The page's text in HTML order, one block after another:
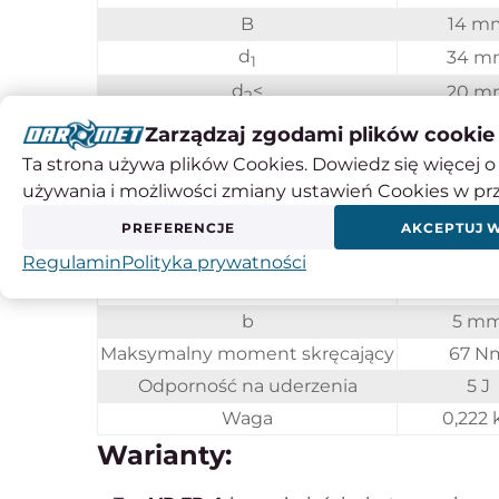
B
14
d1
34
d2<
20
36 mm
l2
12
H
40
M 6
R
37
b
5
Maksymalny moment skręcający
67
Odporność na uderzenia
5 J
Waga
0,222
Warianty:
Zarządzaj zgodami plików cookie
Ta strona używa plików Cookies. Dowiedz się więcej
używania i możliwości zmiany ustawień Cookies w
PREFERENCJE AKCEPTUJ
RegulaminPolityka prywatności